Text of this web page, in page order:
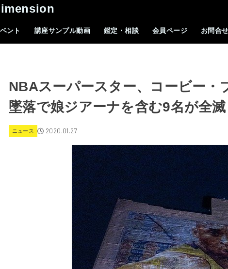
ント 講座サンプル動画 鑑定・相談 会員ページ お問合せ
NBAスーパースター、コービー・
墜落で娘ジアーナを含む9名が全滅
ニュース 2020.01.27